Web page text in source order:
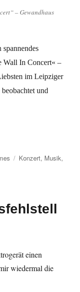
– Gewandhaus
Wall In Concert« –
im Leipziger
und
Schlagwörter
Konzert, Musik,
einen
wiedermal die